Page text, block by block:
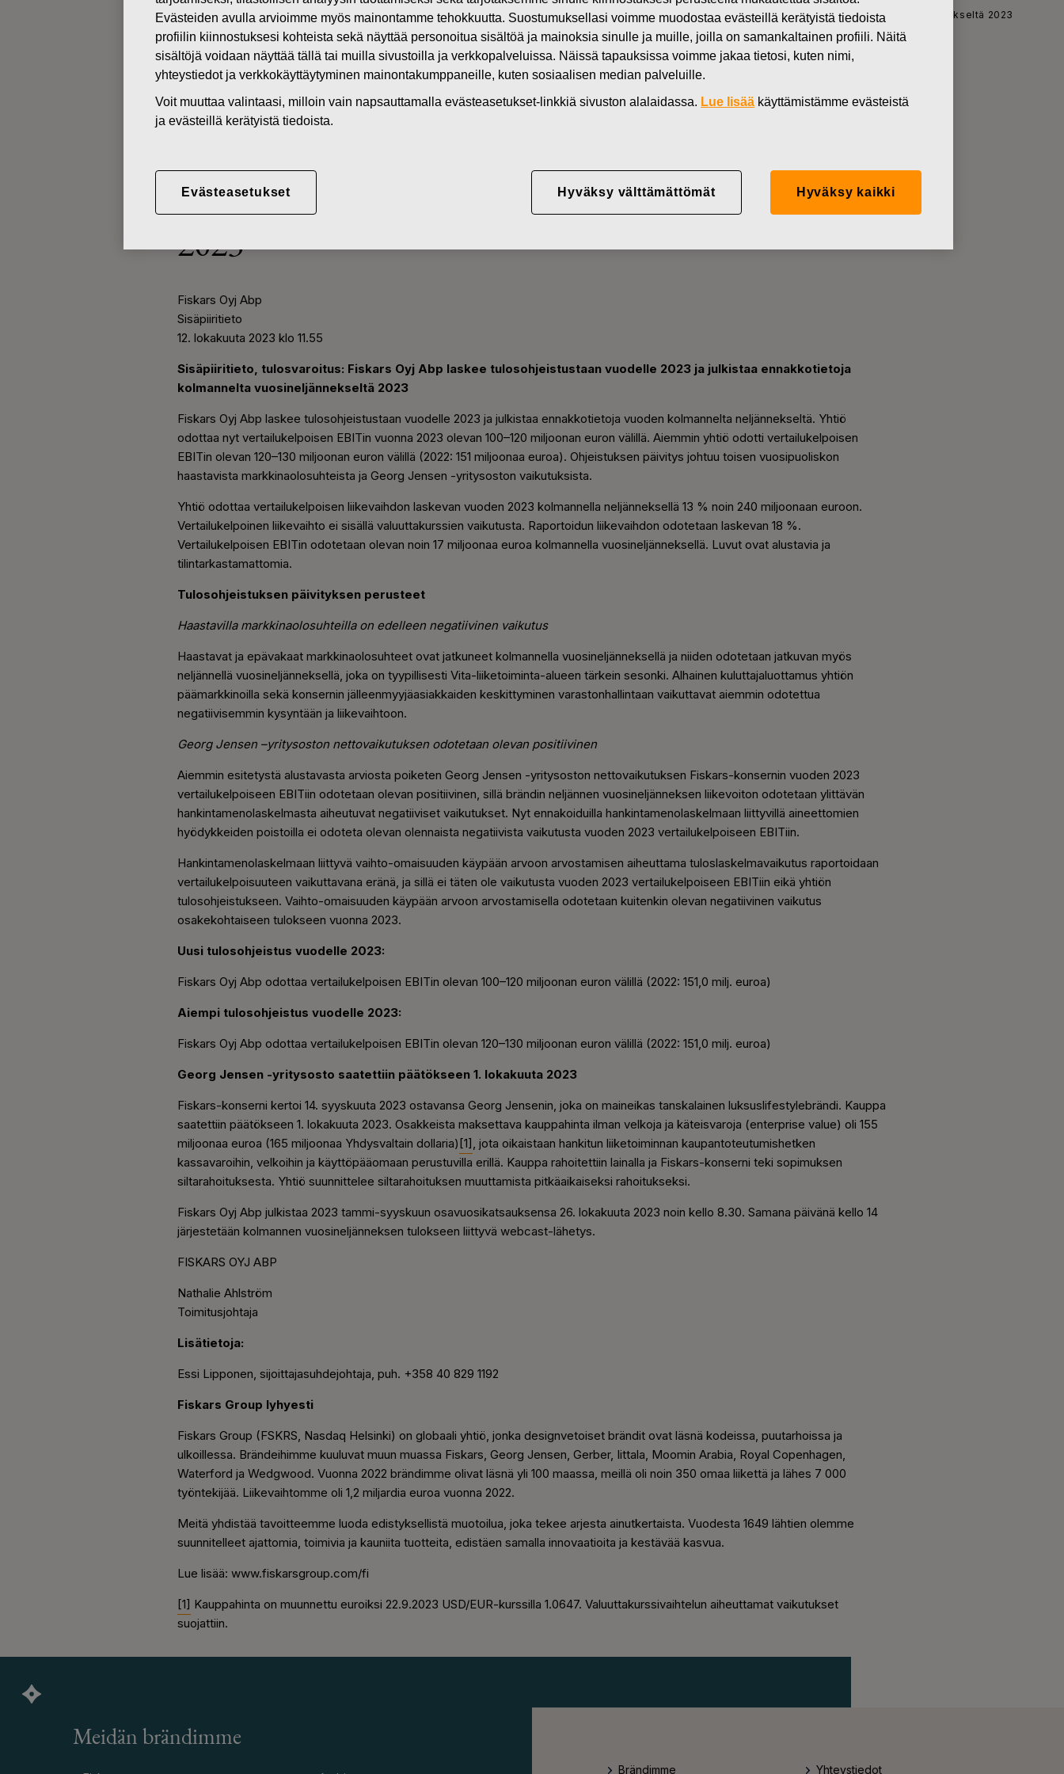
Uutiset Sisäpiiritieto, tulosvaroitus: Fiskars Oyj Abp laskee tulosohjeistustaan vuodelle 2023 ja julkistaa ennakkotietoja kolmannelta vuosineljännekseltä 2023
12.10.2023
Sisäpiiritieto, tulosvaroitus: Fiskars Oyj Abp laskee
tulosohjeistustaan vuodelle 2023 ja julkistaa
ennakkotietoja kolmannelta vuosineljännekseltä
2023
Fiskars Oyj Abp
Sisäpiiritieto
12. lokakuuta 2023 klo 11.55
Sisäpiiritieto, tulosvaroitus: Fiskars Oyj Abp laskee tulosohjeistustaan vuodelle 2023 ja julkistaa ennakkotietoja
kolmannelta vuosineljännekseltä 2023
Fiskars Oyj Abp laskee tulosohjeistustaan vuodelle 2023 ja julkistaa ennakkotietoja vuoden kolmannelta neljännekseltä. Yhtiö
odottaa nyt vertailukelpoisen EBITin vuonna 2023 olevan 100–120 miljoonan euron välillä. Aiemmin yhtiö odotti vertailukelpoisen
EBITin olevan 120–130 miljoonan euron välillä (2022: 151 miljoonaa euroa). Ohjeistuksen päivitys johtuu toisen vuosipuoliskon
haastavista markkinaolosuhteista ja Georg Jensen -yritysoston vaikutuksista.
Yhtiö odottaa vertailukelpoisen liikevaihdon laskevan vuoden 2023 kolmannella neljänneksellä 13 % noin 240 miljoonaan euroon.
Vertailukelpoinen liikevaihto ei sisällä valuuttakurssien vaikutusta. Raportoidun liikevaihdon odotetaan laskevan 18 %.
Vertailukelpoisen EBITin odotetaan olevan noin 17 miljoonaa euroa kolmannella vuosineljänneksellä. Luvut ovat alustavia ja
tilintarkastamattomia.
Tulosohjeistuksen päivityksen perusteet
Haastavilla markkinaolosuhteilla on edelleen negatiivinen vaikutus
Haastavat ja epävakaat markkinaolosuhteet ovat jatkuneet kolmannella vuosineljänneksellä ja niiden odotetaan jatkuvan myös
neljännellä vuosineljänneksellä, joka on tyypillisesti Vita-liiketoiminta-alueen tärkein sesonki. Alhainen kuluttajaluottamus yhtiön
päämarkkinoilla sekä konsernin jälleenmyyjäasiakkaiden keskittyminen varastonhallintaan vaikuttavat aiemmin odotettua
negatiivisemmin kysyntään ja liikevaihtoon.
Georg Jensen –yritysoston nettovaikutuksen odotetaan olevan positiivinen
Aiemmin esitetystä alustavasta arviosta poiketen Georg Jensen -yritysoston nettovaikutuksen Fiskars-konsernin vuoden 2023
vertailukelpoiseen EBITiin odotetaan olevan positiivinen, sillä brändin neljännen vuosineljänneksen liikevoiton odotetaan ylittävän
hankintamenolaskelmasta aiheutuvat negatiiviset vaikutukset. Nyt ennakoiduilla hankintamenolaskelmaan liittyvillä aineettomien
hyödykkeiden poistoilla ei odoteta olevan olennaista negatiivista vaikutusta vuoden 2023 vertailukelpoiseen EBITiin.
Hankintamenolaskelmaan liittyvä vaihto-omaisuuden käypään arvoon arvostamisen aiheuttama tuloslaskelmavaikutus raportoidaan
vertailukelpoisuuteen vaikuttavana eränä, ja sillä ei täten ole vaikutusta vuoden 2023 vertailukelpoiseen EBITiin eikä yhtiön
tulosohjeistukseen. Vaihto-omaisuuden käypään arvoon arvostamisella odotetaan kuitenkin olevan negatiivinen vaikutus
osakekohtaiseen tulokseen vuonna 2023.
Uusi tulosohjeistus vuodelle 2023:
Fiskars Oyj Abp odottaa vertailukelpoisen EBITin olevan 100–120 miljoonan euron välillä (2022: 151,0 milj. euroa)
Aiempi tulosohjeistus vuodelle 2023:
Fiskars Oyj Abp odottaa vertailukelpoisen EBITin olevan 120–130 miljoonan euron välillä (2022: 151,0 milj. euroa)
Georg Jensen -yritysosto saatettiin päätökseen 1. lokakuuta 2023
Fiskars-konserni kertoi 14. syyskuuta 2023 ostavansa Georg Jensenin, joka on maineikas tanskalainen luksuslifestylebrändi. Kauppa
saatettiin päätökseen 1. lokakuuta 2023. Osakkeista maksettava kauppahinta ilman velkoja ja käteisvaroja (enterprise value) oli 155
miljoonaa euroa (165 miljoonaa Yhdysvaltain dollaria)[1] , jota oikaistaan hankitun liiketoiminnan kaupantoteutumishetken
kassavaroihin, velkoihin ja käyttöpääomaan perustuvilla erillä. Kauppa rahoitettiin lainalla ja Fiskars-konserni teki sopimuksen
siltarahoituksesta. Yhtiö suunnittelee siltarahoituksen muuttamista pitkäaikaiseksi rahoitukseksi.
Fiskars Oyj Abp julkistaa 2023 tammi-syyskuun osavuosikatsauksensa 26. lokakuuta 2023 noin kello 8.30. Samana päivänä kello 14
järjestetään kolmannen vuosineljänneksen tulokseen liittyvä webcast-lähetys.
FISKARS OYJ ABP
Nathalie Ahlström
Toimitusjohtaja
Lisätietoja:
Essi Lipponen, sijoittajasuhdejohtaja, puh. +358 40 829 1192
Fiskars Group lyhyesti
Fiskars Group (FSKRS, Nasdaq Helsinki) on globaali yhtiö, jonka designvetoiset brändit ovat läsnä kodeissa, puutarhoissa ja
ulkoillessa. Brändeihimme kuuluvat muun muassa Fiskars, Georg Jensen, Gerber, Iittala, Moomin Arabia, Royal Copenhagen,
Waterford ja Wedgwood. Vuonna 2022 brändimme olivat läsnä yli 100 maassa, meillä oli noin 350 omaa liikettä ja lähes 7 000
työntekijää. Liikevaihtomme oli 1,2 miljardia euroa vuonna 2022.
Meitä yhdistää tavoitteemme luoda edistyksellistä muotoilua, joka tekee arjesta ainutkertaista. Vuodesta 1649 lähtien olemme
suunnitelleet ajattomia, toimivia ja kauniita tuotteita, edistäen samalla innovaatioita ja kestävää kasvua.
Lue lisää: www.fiskarsgroup.com/fi
[1] Kauppahinta on muunnettu euroiksi 22.9.2023 USD/EUR-kurssilla 1.0647. Valuuttakurssivaihtelun aiheuttamat vaikutukset
suojattiin.
Meidän brändimme
Brändimme Yhteystiedot
Evästeiden avulla arvioimme myös mainontamme tehokkuutta. Suostumuksellasi voimme muodostaa evästeillä kerätyistä tiedoista
profiilin kiinnostuksesi kohteista sekä näyttää personoitua sisältöä ja mainoksia sinulle ja muille, joilla on samankaltainen profiili. Näitä
sisältöjä voidaan näyttää tällä tai muilla sivustoilla ja verkkopalveluissa. Näissä tapauksissa voimme jakaa tietosi, kuten nimi,
yhteystiedot ja verkkokäyttäytyminen mainontakumppaneille, kuten sosiaalisen median palveluille.
Voit muuttaa valintaasi, milloin vain napsauttamalla evästeasetukset-linkkiä sivuston alalaidassa. Lue lisää käyttämistämme evästeistä
ja evästeillä kerätyistä tiedoista.
Evästeasetukset Hyväksy välttämättömät Hyväksy kaikki